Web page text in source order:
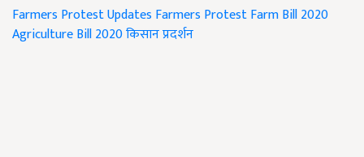
Farmers Protest Updates Farmers ProtestFarm Bill 2020
Agriculture Bill 2020किसान प्रदर्शन